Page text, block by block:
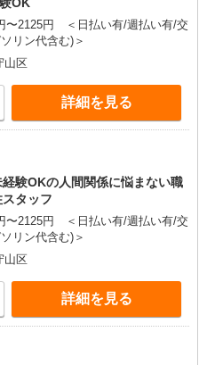
〜2125円 ＜日払い有/週払い有/交
リン代含む)＞
山区
詳細を見る
験OKの人間関係に悩まない職
タッフ
〜2125円 ＜日払い有/週払い有/交
リン代含む)＞
山区
詳細を見る